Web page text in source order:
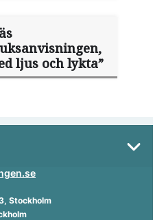
ljus och lykta”
Stockholm